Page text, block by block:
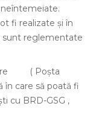
neîntemeiate.
fi realizate și în
sunt reglementate
( Poșta
în care să poată fi
cu BRD-GSG ,